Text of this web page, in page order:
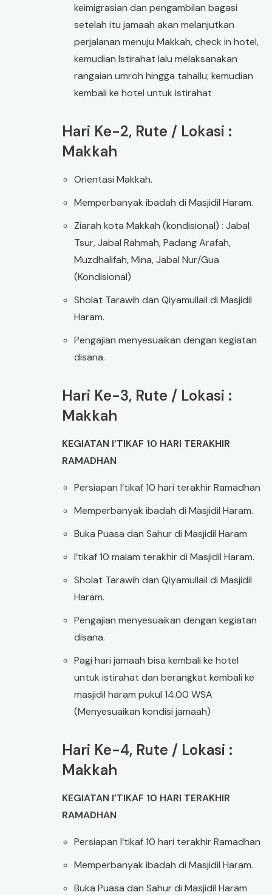
keimigrasian dan pengambilan bagasi
setelah itu jamaah akan melanjutkan
perjalanan menuju Makkah, check in hotel,
kemudian Istirahat lalu melaksanakan
rangaian umroh hingga tahallu; kemudian
kembali ke hotel untuk istirahat
Hari Ke-2, Rute / Lokasi :
Makkah
Orientasi Makkah.
Memperbanyak ibadah di Masjidil Haram.
Ziarah kota Makkah (kondisional) : Jabal
Tsur, Jabal Rahmah, Padang Arafah,
Muzdhalifah, Mina, Jabal Nur/Gua
(Kondisional)
Sholat Tarawih dan Qiyamullail di Masjidil
Haram.
Pengajian menyesuaikan dengan kegiatan
disana.
Hari Ke-3, Rute / Lokasi :
Makkah
KEGIATAN I’TIKAF 10 HARI TERAKHIR
RAMADHAN
Persiapan I’tikaf 10 hari terakhir Ramadhan
Memperbanyak ibadah di Masjidil Haram.
Buka Puasa dan Sahur di Masjidil Haram
I’tikaf 10 malam terakhir di Masjidil Haram.
Sholat Tarawih dan Qiyamullail di Masjidil
Haram.
Pengajian menyesuaikan dengan kegiatan
disana.
Pagi hari jamaah bisa kembali ke hotel
untuk istirahat dan berangkat kembali ke
masjidil haram pukul 14.00 WSA
(Menyesuaikan kondisi jamaah)
Hari Ke-4, Rute / Lokasi :
Makkah
KEGIATAN I’TIKAF 10 HARI TERAKHIR
RAMADHAN
Persiapan I’tikaf 10 hari terakhir Ramadhan
Memperbanyak ibadah di Masjidil Haram.
Buka Puasa dan Sahur di Masjidil Haram